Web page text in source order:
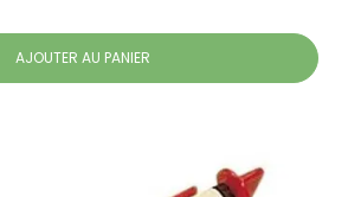
AJOUTER AU PANIER